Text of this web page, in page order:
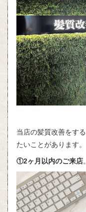
当店の髪質改善をす
たいことがあります。
①2ヶ月以内のご来店。